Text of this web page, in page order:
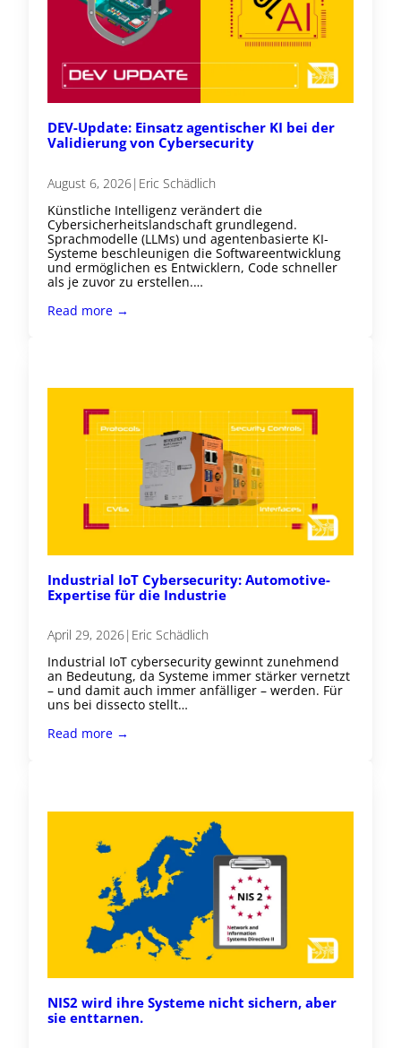
DEV-Update: Einsatz agentischer KI bei der
Validierung von Cybersecurity
August 6, 2026| Eric Schädlich
Künstliche Intelligenz verändert die
Cybersicherheitslandschaft grundlegend.
Sprachmodelle (LLMs) und agentenbasierte KI-
Systeme beschleunigen die Softwareentwicklung
und ermöglichen es Entwicklern, Code schneller
als je zuvor zu erstellen.…
Read more →
Industrial IoT Cybersecurity: Automotive-
Expertise für die Industrie
April 29, 2026| Eric Schädlich
Industrial IoT cybersecurity gewinnt zunehmend
an Bedeutung, da Systeme immer stärker vernetzt
– und damit auch immer anfälliger – werden. Für
uns bei dissecto stellt…
Read more →
NIS2 wird ihre Systeme nicht sichern, aber
sie enttarnen.